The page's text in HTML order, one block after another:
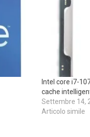
Intel core i7-
cache
Settembre 14,
Articolo simile